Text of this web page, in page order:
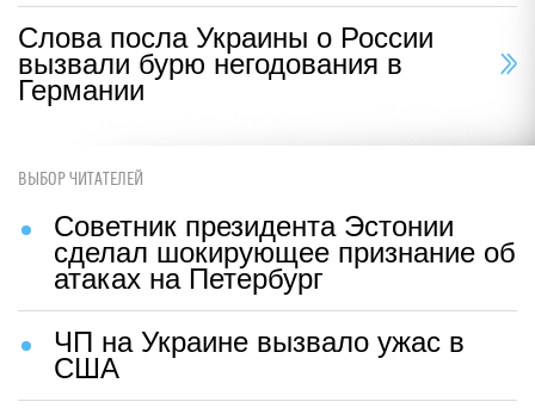
Слова посла Украины о России
вызвали бурю негодования в
Германии
ВЫБОР ЧИТАТЕЛЕЙ
Советник президента Эстонии
сделал шокирующее признание об
атаках на Петербург
ЧП на Украине вызвало ужас в
США